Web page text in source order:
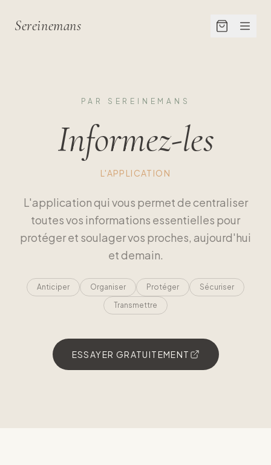
Sereinemans
PAR SEREINEMANS
Informez-les
L'APPLICATION
L'application qui vous permet de centraliser
toutes vos informations essentielles pour
protéger et soulager vos proches, aujourd'hui
et demain.
Anticiper Organiser Protéger
Sécuriser
Transmettre
ESSAYER GRATUITEMENT